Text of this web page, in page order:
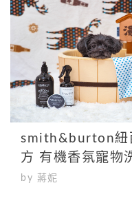
smith&burton紐
方 有機香氛寵物
by 蔣妮